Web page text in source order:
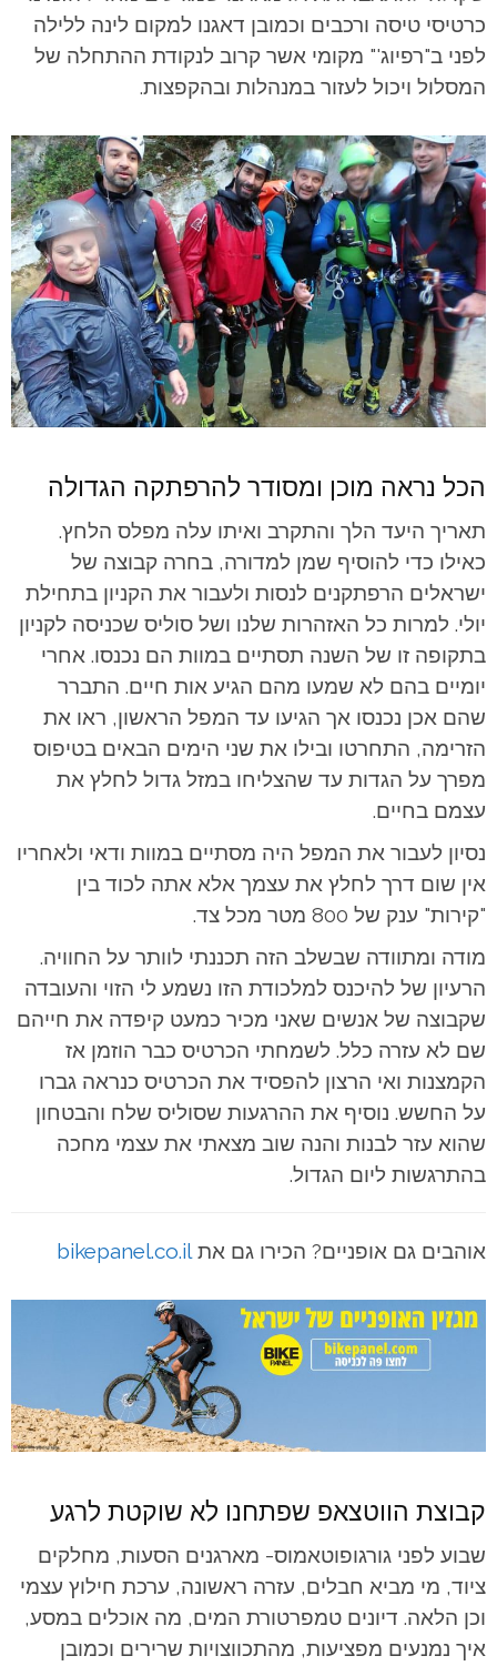
כרטיסי טיסה ורכבים וכמובן דאגנו למקום לינה ללילה
לפני ב"רפיוג'" מקומי אשר קרוב לנקודת ההתחלה של
המסלול ויכול לעזור במנהלות ובהקפצות.
הכל נראה מוכן ומסודר להרפתקה הגדולה
תאריך היעד הלך והתקרב ואיתו עלה מפלס הלחץ.
כאילו כדי להוסיף שמן למדורה, בחרה קבוצה של
ישראלים הרפתקנים לנסות ולעבור את הקניון בתחילת
יולי. למרות כל האזהרות שלנו ושל סוליס שכניסה לקניון
בתקופה זו של השנה תסתיים במוות הם נכנסו. אחרי
יומיים בהם לא שמעו מהם הגיע אות חיים. התברר
שהם אכן נכנסו אך הגיעו עד המפל הראשון, ראו את
הזרימה, התחרטו ובילו את שני הימים הבאים בטיפוס
מפרך על הגדות עד שהצליחו במזל גדול לחלץ את
עצמם בחיים.
נסיון לעבור את המפל היה מסתיים במוות ודאי ולאחריו
אין שום דרך לחלץ את עצמך אלא אתה לכוד בין
"קירות" ענק של 800 מטר מכל צד.
מודה ומתוודה שבשלב הזה תכננתי לוותר על החוויה.
הרעיון של להיכנס למלכודת הזו נשמע לי הזוי והעובדה
שקבוצה של אנשים שאני מכיר כמעט קיפדה את חייהם
שם לא עזרה כלל. לשמחתי הכרטיס כבר הוזמן אז
הקמצנות ואי הרצון להפסיד את הכרטיס כנראה גברו
על החשש. נוסיף את ההרגעות שסוליס שלח והבטחון
שהוא עזר לבנות והנה שוב מצאתי את עצמי מחכה
בהתרגשות ליום הגדול.
אוהבים גם אופניים? הכירו גם את
קבוצת הווטצאפ שפתחנו לא שוקטת לרגע
שבוע לפני גורגופוטאמוס- מארגנים הסעות, מחלקים
ציוד, מי מביא חבלים, עזרה ראשונה, ערכת חילוץ עצמי
וכן הלאה. דיונים טמפרטורת המים, מה אוכלים במסע,
איך נמנעים מפציעות, מהתכווצויות שרירים וכמובן